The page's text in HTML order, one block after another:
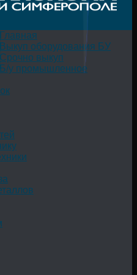
Главная
Выкуп оборудования БУ
Срочно выкуп
Б/у промышленное